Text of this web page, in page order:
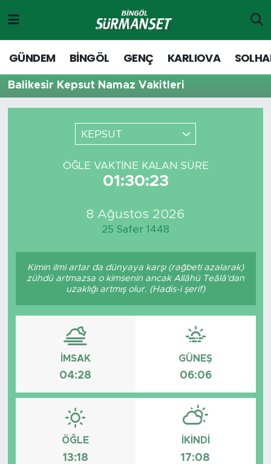
GÜNDEM BİNGÖL GENÇ KARLIOVA
Balikesir Kepsut Namaz Vakitleri
KEPSUT
ÖĞLE VAKTINE KALAN SÜRE
01:30:23
8 Ağustos 2026
25 Safer 1448
Kimin ilmi artar da dünyaya karşı (rağbeti azalarak)
zühdü artmazsa o kimsenin ancak Allâhü Teâlâ'dan
uzaklığı artmış olur. (Hadis-i şerif)
İMSAK
04:28
GÜNEŞ
06:06
ÖĞLE
13:18
İKINDI
17:08
Genç
Solhan
Adaklı-Kiğı
MD Prestij Dergisi
Siyaset
Sağlık
Ekonomi
Merkez Hava Durumu
Merkez Trafik Yoğunluk Haritası
Süper Lig Puan Durumu ve Fikstür
Tüm Manşetler